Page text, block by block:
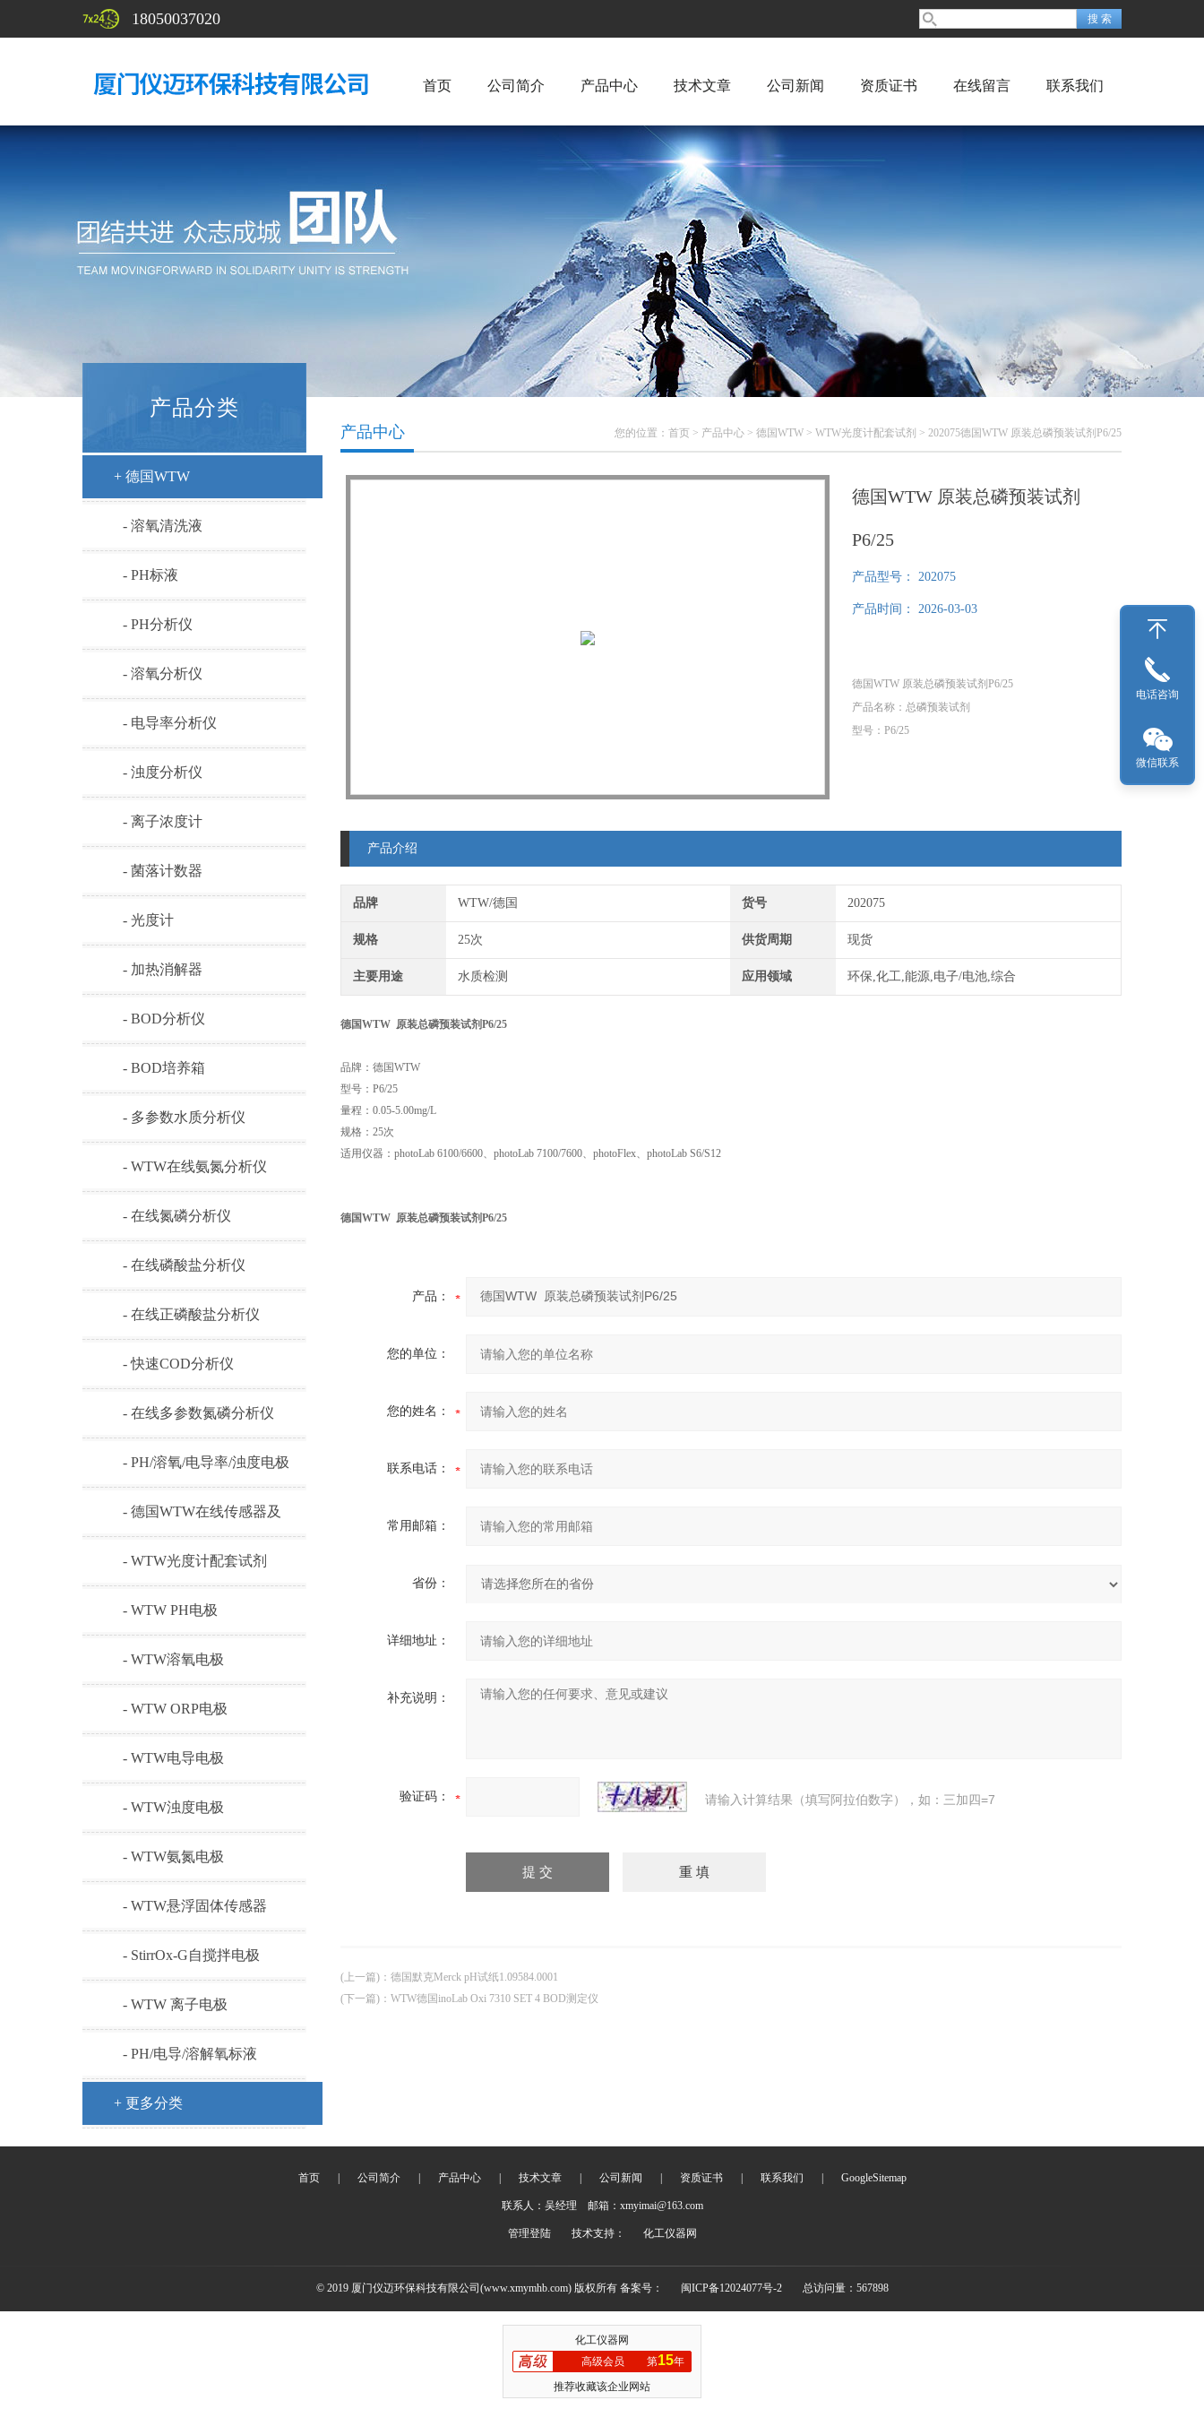
18050037020
首页 公司简介 产品中心 技术文章 公司新闻 资质证书 在线留言 联系我们
产品分类
+ 德国WTW
- 溶氧清洗液
- PH标液
- PH分析仪
- 溶氧分析仪
- 电导率分析仪
- 浊度分析仪
- 离子浓度计
- 菌落计数器
- 光度计
- 加热消解器
- BOD分析仪
- BOD培养箱
- 多参数水质分析仪
- WTW在线氨氮分析仪
- 在线氮磷分析仪
- 在线磷酸盐分析仪
- 在线正磷酸盐分析仪
- 快速COD分析仪
- 在线多参数氮磷分析仪
- PH/溶氧/电导率/浊度电极
- 德国WTW在线传感器及
耗材
- WTW光度计配套试剂
- WTW PH电极
- WTW溶氧电极
- WTW ORP电极
- WTW电导电极
- WTW浊度电极
- WTW氨氮电极
- WTW悬浮固体传感器
- StirrOx-G自搅拌电极
- WTW 离子电极
- PH/电导/溶解氧标液
+ 更多分类
您的位置： 首页 > 产品中心 > 德国WTW > WTW光度计配套试剂 > 202075德国WTW 原装总磷预装试剂P6/25
产品中心
德国WTW 原装总磷预装试剂
P6/25
产品型号： 202075
产品时间： 2026-03-03
德国WTW 原装总磷预装试剂P6/25
产品名称：总磷预装试剂
型号：P6/25
产品介绍
品牌 WTW/德国 货号 202075
规格 25次 供货周期 现货
主要用途 水质检测 应用领域 环保,化工,能源,电子/电池,综合
德国WTW 原装总磷预装试剂P6/25
品牌：德国WTW
型号：P6/25
量程：0.05-5.00mg/L
规格：25次
适用仪器：photoLab 6100/6600、photoLab 7100/7600、photoFlex、photoLab S6/S12
德国WTW 原装总磷预装试剂P6/25
产品：
您的单位：
您的姓名：
联系电话：
常用邮箱：
省份：
详细地址：
补充说明：
验证码： 请输入计算结果（填写阿拉伯数字），如：三加四=7
(上一篇) ： 德国默克Merck pH试纸1.09584.0001
(下一篇) ： WTW德国inoLab Oxi 7310 SET 4 BOD测定仪
首页 公司简介 产品中心 技术文章 公司新闻 资质证书 联系我们 GoogleSitemap
联系人：吴经理 邮箱：xmyimai@163.com
管理登陆 技术支持： 化工仪器网
© 2019 厦门仪迈环保科技有限公司(www.xmymhb.com) 版权所有 备案号： 闽ICP备12024077号-2 总访问量：567898
电话咨询
微信联系
化工仪器网
高级会员
第15年
推荐收藏该企业网站